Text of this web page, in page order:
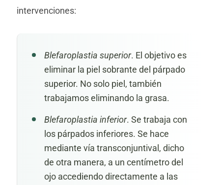
intervenciones:
Blefaroplastia superior. El objetivo es
eliminar la piel sobrante del párpado
superior. No solo piel, también
trabajamos eliminando la grasa.
Blefaroplastia inferior. Se trabaja con
los párpados inferiores. Se hace
mediante vía transconjuntival, dicho
de otra manera, a un centímetro del
ojo accediendo directamente a las